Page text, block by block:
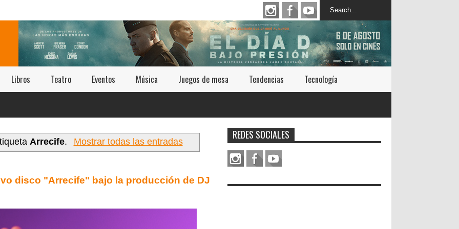
Libros Teatro Eventos Música Juegos de mesa Tendencias Tecnología
Arrecife. Mostrar todas las entradas
disco "Arrecife" bajo la producción de DJ
REDES SOCIALES